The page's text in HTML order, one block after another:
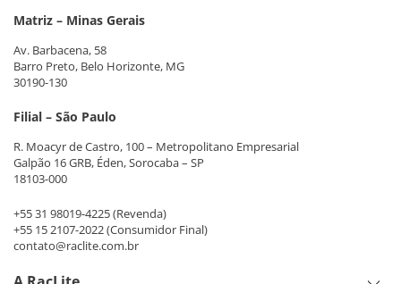
Matriz – Minas Gerais
Av. Barbacena, 58
Barro Preto, Belo Horizonte, MG
30190-130
Filial – São Paulo
R. Moacyr de Castro, 100 – Metropolitano Empresarial
Galpão 16 GRB, Éden, Sorocaba – SP
18103-000
+55 31 98019-4225(Revenda)
+55 15 2107-2022(Consumidor Final)
contato@raclite.com.br